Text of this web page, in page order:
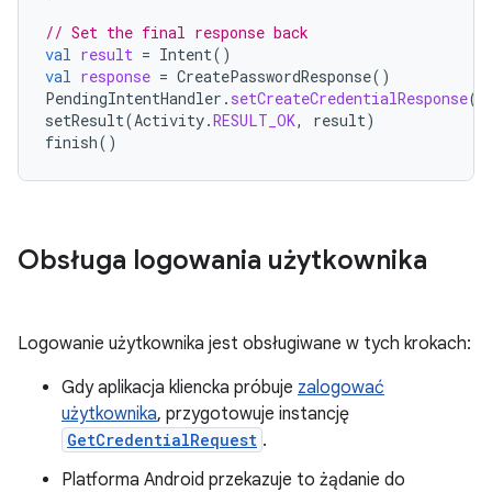
// Set the final response back
val result = Intent()
val response = CreatePasswordResponse()
PendingIntentHandler . setCreateCredentialResponse(
setResult(Activity.RESULT_OK, result)
finish()
Obsługa logowania użytkownika
Logowanie użytkownika jest obsługiwane w tych krokach:
Gdy aplikacja kliencka próbuje zalogować
użytkownika, przygotowuje instancję
GetCredentialRequest .
Platforma Android przekazuje to żądanie do